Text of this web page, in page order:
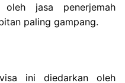
jasa penerjemah
paling gampang.
ini diedarkan oleh